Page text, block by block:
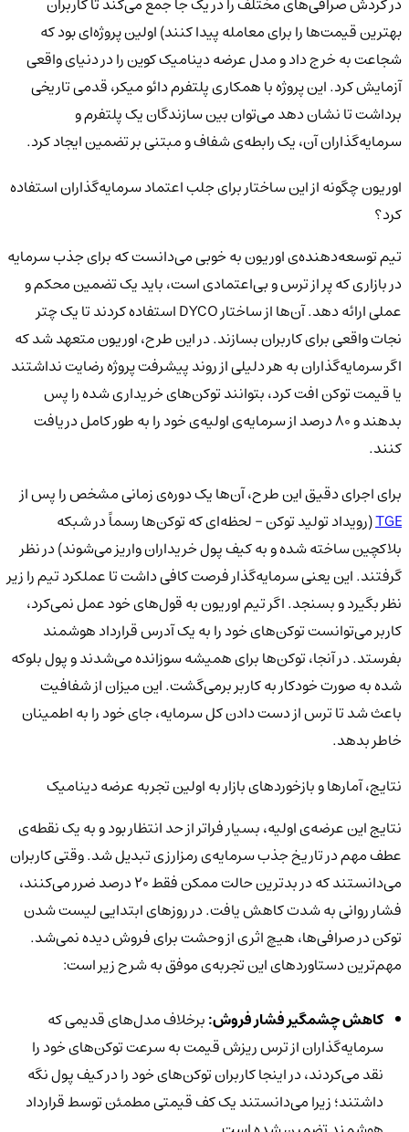
بهترین قیمت‌ها را برای معامله پیدا کنند) اولین پروژه‌ای بود که
شجاعت به خرج داد و مدل عرضه دینامیک کوین را در دنیای واقعی
آزمایش کرد. این پروژه با همکاری پلتفرم دائو میکر، قدمی تاریخی
برداشت تا نشان دهد می‌توان بین سازندگان یک پلتفرم و
سرمایه‌گذاران آن، یک رابطه‌ی شفاف و مبتنی بر تضمین ایجاد کرد.
اوریون چگونه از این ساختار برای جلب اعتماد سرمایه‌گذاران استفاده
کرد؟
تیم توسعه‌دهنده‌ی اوریون به خوبی می‌دانست که برای جذب سرمایه
در بازاری که پر از ترس و بی‌اعتمادی است، باید یک تضمین محکم و
عملی ارائه دهد. آن‌ها از ساختار DYCO استفاده کردند تا یک چتر
نجات واقعی برای کاربران بسازند. در این طرح، اوریون متعهد شد که
اگر سرمایه‌گذاران به هر دلیلی از روند پیشرفت پروژه رضایت نداشتند
یا قیمت توکن افت کرد، بتوانند توکن‌های خریداری شده را پس
بدهند و 80 درصد از سرمایه‌ی اولیه‌ی خود را به طور کامل دریافت
کنند.
برای اجرای دقیق این طرح، آن‌ها یک دوره‌ی زمانی مشخص را پس از
TGE(رویداد تولید توکن - لحظه‌ای که توکن‌ها رسماً در شبکه
بلاکچین ساخته شده و به کیف پول خریداران واریز می‌شوند) در نظر
گرفتند. این یعنی سرمایه‌گذار فرصت کافی داشت تا عملکرد تیم را زیر
نظر بگیرد و بسنجد. اگر تیم اوریون به قول‌های خود عمل نمی‌کرد،
کاربر می‌توانست توکن‌های خود را به یک آدرس قرارداد هوشمند
بفرستد. در آنجا، توکن‌ها برای همیشه سوزانده می‌شدند و پول بلوکه
شده به صورت خودکار به کاربر برمی‌گشت. این میزان از شفافیت
باعث شد تا ترس از دست دادن کل سرمایه، جای خود را به اطمینان
خاطر بدهد.
نتایج، آمارها و بازخوردهای بازار به اولین تجربه عرضه دینامیک
نتایج این عرضه‌ی اولیه، بسیار فراتر از حد انتظار بود و به یک نقطه‌ی
عطف مهم در تاریخ جذب سرمایه‌ی رمزارزی تبدیل شد. وقتی کاربران
می‌دانستند که در بدترین حالت ممکن فقط 20 درصد ضرر می‌کنند،
فشار روانی به شدت کاهش یافت. در روزهای ابتدایی لیست شدن
توکن در صرافی‌ها، هیچ اثری از وحشت برای فروش دیده نمی‌شد.
مهم‌ترین دستاوردهای این تجربه‌ی موفق به شرح زیر است:
کاهش چشمگیر فشار فروش:برخلاف مدل‌های قدیمی که
سرمایه‌گذاران از ترس ریزش قیمت به سرعت توکن‌های خود را
نقد می‌کردند، در اینجا کاربران توکن‌های خود را در کیف پول نگه
داشتند؛ زیرا می‌دانستند یک کف قیمتی مطمئن توسط قرارداد